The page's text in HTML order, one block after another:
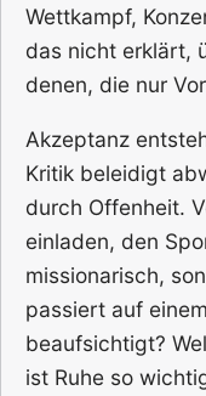
Wettkampf,
das nicht erklärt,
denen, die nur
Akzeptanz
Kritik beleidigt
durch Offenheit.
einladen, den
missionarisch,
passiert auf
beaufsichtigt?
ist Ruhe so